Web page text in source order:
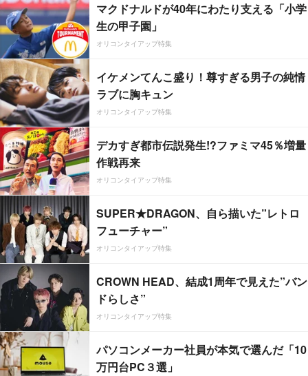
マクドナルドが40年にわたり支える「小学
生の甲子園」
オリコンタイアップ特集
イケメンてんこ盛り！尊すぎる男子の純情
ラブに胸キュン
オリコンタイアップ特集
デカすぎ都市伝説発生!?ファミマ45％増量
作戦再来
オリコンタイアップ特集
SUPER★DRAGON、自ら描いた”レトロ
フューチャー”
オリコンタイアップ特集
CROWN HEAD、結成1周年で見えた”バン
ドらしさ”
オリコンタイアップ特集
パソコンメーカー社員が本気で選んだ「10
万円台PC３選」